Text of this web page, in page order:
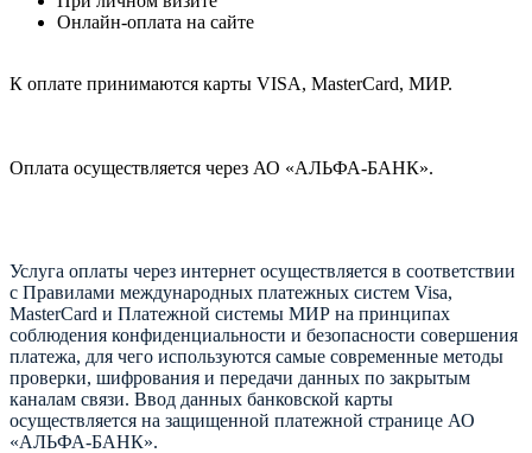
Онлайн-оплата на сайте
К оплате принимаются карты VISA, MasterCard, МИР.
Оплата осуществляется через АО «АЛЬФА-БАНК».
Услуга оплаты через интернет осуществляется в соответствии
с Правилами международных платежных систем Visa,
MasterCard и Платежной системы МИР на принципах
соблюдения конфиденциальности и безопасности совершения
платежа, для чего используются самые современные методы
проверки, шифрования и передачи данных по закрытым
каналам связи. Ввод данных банковской карты
осуществляется на защищенной платежной странице АО
«АЛЬФА-БАНК».